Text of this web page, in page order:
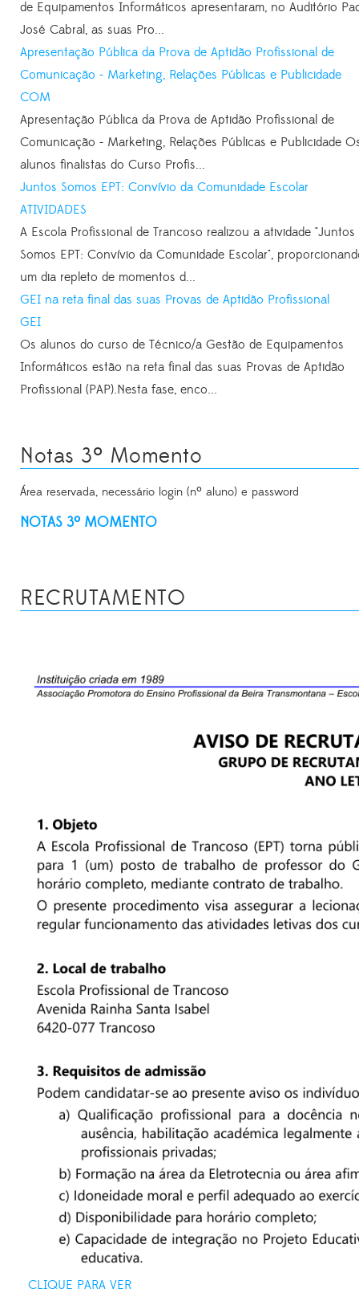
de Equipamentos Informáticos apresentaram, no Auditório
José Cabral, as suas Pro...
Apresentação Pública da Prova de Aptidão Profissional de
Comunicação - Marketing, Relações Públicas e Publicidade
COM
Apresentação Pública da Prova de Aptidão Profissional de
Comunicação - Marketing, Relações Públicas e Publicidade
alunos finalistas do Curso Profis...
Juntos Somos EPT: Convívio da Comunidade Escolar
ATIVIDADES
A Escola Profissional de Trancoso realizou a atividade "Juntos
Somos EPT: Convívio da Comunidade Escolar",
um dia repleto de momentos d...
GEI na reta final das suas Provas de Aptidão Profissional
GEI
Os alunos do curso de Técnico/a Gestão de Equipamentos
Informáticos estão na reta final das suas Provas de Aptidão
Profissional (PAP).Nesta fase, enco...
Notas 3º Momento
Área reservada, necessário login (nº aluno) e password
NOTAS 3º MOMENTO
RECRUTAMENTO
CLIQUE PARA VER